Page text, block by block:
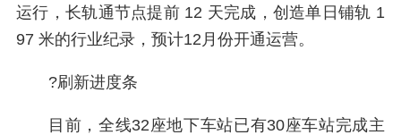
运行，长轨通节点提前 12 天完成，创造单日铺轨 1
97 米的行业纪录，预计12月份开通运营。
?刷新进度条
目前，全线32座地下车站已有30座车站完成主